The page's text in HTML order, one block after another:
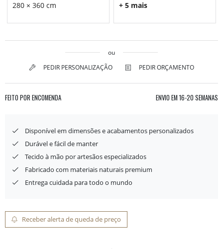
280 × 360 cm + 5 mais
ou
PEDIR PERSONALIZAÇÃO
PEDIR ORÇAMENTO
FEITO POR ENCOMENDA ENVIO EM 16-20 SEMANAS
Disponível em dimensões e acabamentos personalizados
Durável e fácil de manter
Tecido à mão por artesãos especializados
Fabricado com materiais naturais premium
Entrega cuidada para todo o mundo
Receber alerta de queda de preço